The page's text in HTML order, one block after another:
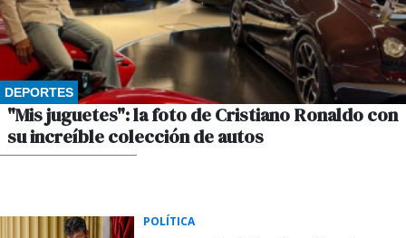
DEPORTES
"Mis juguetes": la foto de Cristiano Ronaldo con
su increíble colección de autos
POLÍTICA